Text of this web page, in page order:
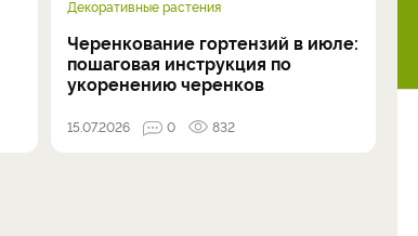
Декоративные растения
Черенкование гортензий в июле:
пошаговая инструкция по
укоренению черенков
15.07.2026 0 832